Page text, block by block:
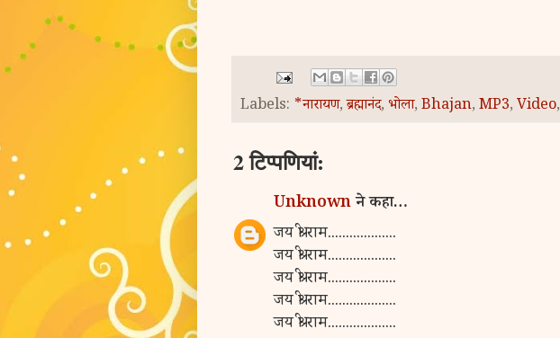
Labels: *नारायण,ब्रह्मानंद, भोला, Bhajan, MP3, Video,
2 टिप्‍पणियां:
Unknownने कहा…
जय श्री राम...................
जय श्री राम...................
जय श्री राम...................
जय श्री राम...................
जय श्री राम...................